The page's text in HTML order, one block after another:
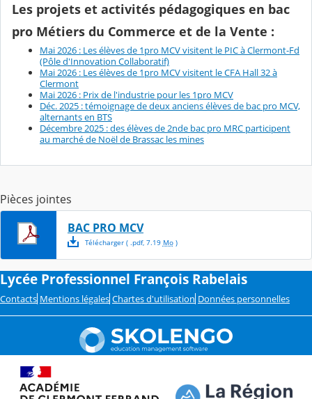
Les projets et activités pédagogiques en bac
pro Métiers du Commerce et de la Vente :
Mai 2026 : Les élèves de 1pro MCV visitent le PIC à Clermont-Fd
(Pôle d'Innovation Collaboratif)
Mai 2026 : Les élèves de 1pro MCV visitent le CFA Hall 32 à
Clermont
Mai 2026 : Prix de l'industrie pour les 1pro MCV
Déc. 2025 : témoignage de deux anciens élèves de bac pro MCV,
alternants en BTS
Décembre 2025 : des élèves de 2nde bac pro MRC participent
au marché de Noël de Brassac les mines
Pièces jointes
BAC PRO MCV
Télécharger( .pdf, 7.19 Mo)
Lycée Professionnel François Rabelais
Contacts Mentions légales Chartes d'utilisation Données personnelles